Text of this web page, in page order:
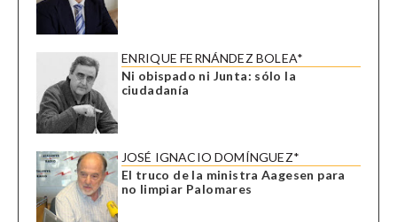
ENRIQUE FERNÁNDEZ BOLEA*
Ni obispado ni Junta: sólo la
ciudadanía
JOSÉ IGNACIO DOMÍNGUEZ*
El truco de la ministra Aagesen para
no limpiar Palomares